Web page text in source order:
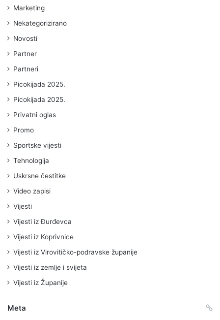
Marketing
Nekategorizirano
Novosti
Partner
Partneri
Picokijada 2025.
Picokijada 2025.
Privatni oglas
Promo
Sportske vijesti
Tehnologija
Uskrsne čestitke
Video zapisi
Vijesti
Vijesti iz Đurđevca
Vijesti iz Koprivnice
Vijesti iz Virovitičko-podravske županije
Vijesti iz zemlje i svijeta
Vijesti iz Županije
Meta